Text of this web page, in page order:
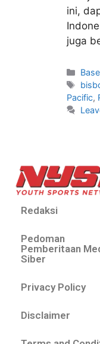
ini,
juga
Pacific,
Redaksi
Pedoman
Pemberitaan
Siber
Privacy Policy
Disclaimer